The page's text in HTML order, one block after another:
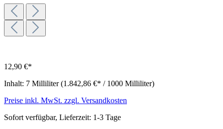
12,90 €*
Inhalt: 7 Milliliter(1.842,86 €* / 1000 Milliliter)
Preise inkl. MwSt. zzgl. Versandkosten
Sofort verfügbar, Lieferzeit: 1-3 Tage